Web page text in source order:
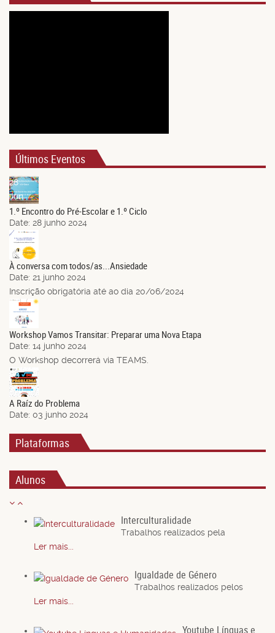
Últimos Eventos
28
Jun.
1.º Encontro do Pré-Escolar e 1.º Ciclo
Date: 28 junho 2024
21
Jun.
À conversa com todos/as...Ansiedade
Date: 21 junho 2024
Inscrição obrigatória até ao dia 20/06/2024
Jun.
Workshop Vamos Transitar: Preparar uma Nova Etapa
Date: 14 junho 2024
O Workshop decorrerá via TEAMS.
03
Jun.
A Raíz do Problema
Date: 03 junho 2024
Plataformas
Alunos
Interculturalidade
Trabalhos realizados pela
Ler mais...
Igualdade de Género
Trabalhos realizados pelos
Ler mais...
Youtube Línguas e